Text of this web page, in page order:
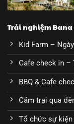
Trải nghiệm Bana
Kid Farm –
Cafe check in –
BBQ & Cafe
Cắm trại qua
Tổ chức sự